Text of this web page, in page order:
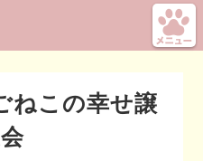
ねこの幸せ譲